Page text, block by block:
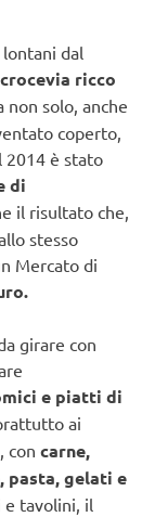
dal
crocevia ricco
solo, anche
coperto,
2014 è stato
di
il risultato che,
stesso
Mercato di
girare con
e piatti di
ai
con carne,
pasta, gelati e
e tavolini, il